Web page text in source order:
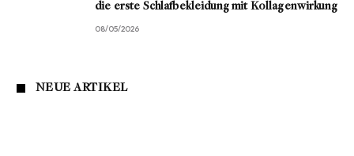
die erste Schlafbekleidung mit Kollagenwirkung
08/05/2026
NEUE ARTIKEL